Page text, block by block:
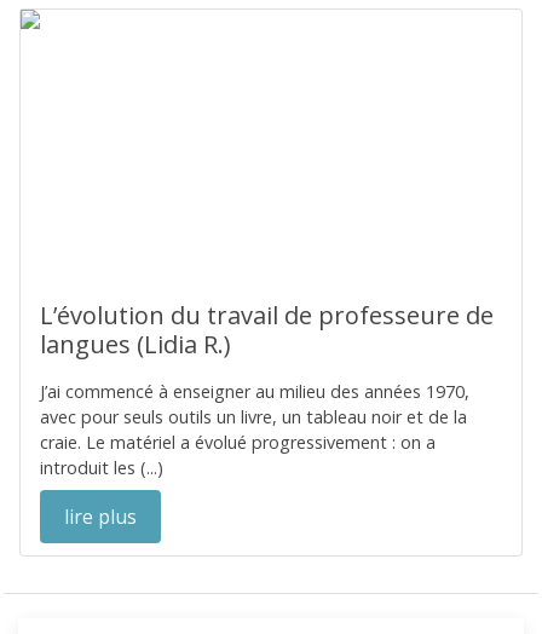
L’évolution du travail de professeure de
langues (Lidia R.)
J’ai commencé à enseigner au milieu des années 1970,
avec pour seuls outils un livre, un tableau noir et de la
craie. Le matériel a évolué progressivement : on a
introduit les (...)
lire plus